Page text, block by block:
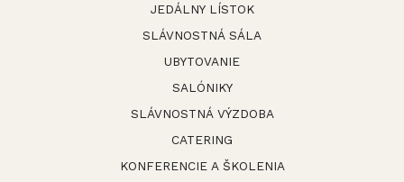
JEDÁLNY LÍSTOK
SLÁVNOSTNÁ SÁLA
UBYTOVANIE
SALÓNIKY
SLÁVNOSTNÁ VÝZDOBA
CATERING
KONFERENCIE A ŠKOLENIA